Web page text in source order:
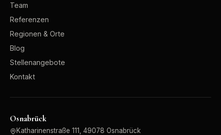
Team
Referenzen
Regionen & Orte
Blog
Stellenangebote
Kontakt
Osnabrück
Katharinenstraße 111, 49078 Osnabrück